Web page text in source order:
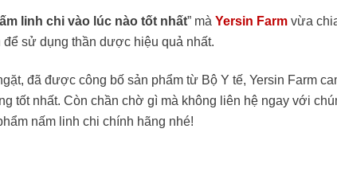
linh chi vào lúc nào tốt nhất” mà Yersin Farm vừa
sử dụng thần dược hiệu quả nhất.
đã được công bố sản phẩm từ Bộ Y tế, Yersin Farm
tốt nhất. Còn chần chờ gì mà không liên hệ ngay với
nấm linh chi chính hãng nhé!